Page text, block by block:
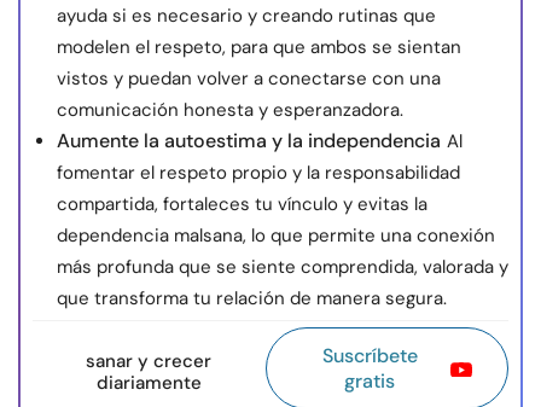
ayuda si es necesario y creando rutinas que
modelen el respeto, para que ambos se sientan
vistos y puedan volver a conectarse con una
comunicación honesta y esperanzadora.
Aumente la autoestima y la independencia Al
fomentar el respeto propio y la responsabilidad
compartida, fortaleces tu vínculo y evitas la
dependencia malsana, lo que permite una conexión
más profunda que se siente comprendida, valorada y
que transforma tu relación de manera segura.
sanar y crecer
diariamente
Suscríbete
gratis